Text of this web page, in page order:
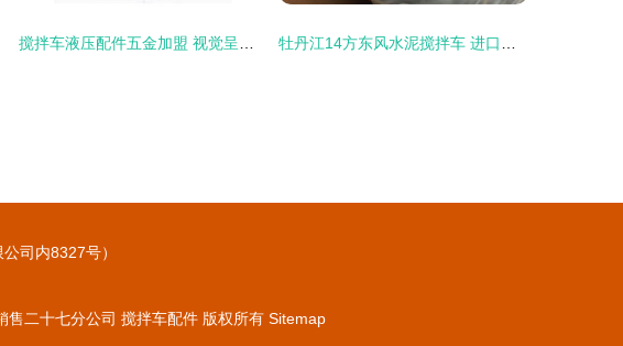
司内8327号）
售二十七分公司 搅拌车配件 版权所有 Sitemap